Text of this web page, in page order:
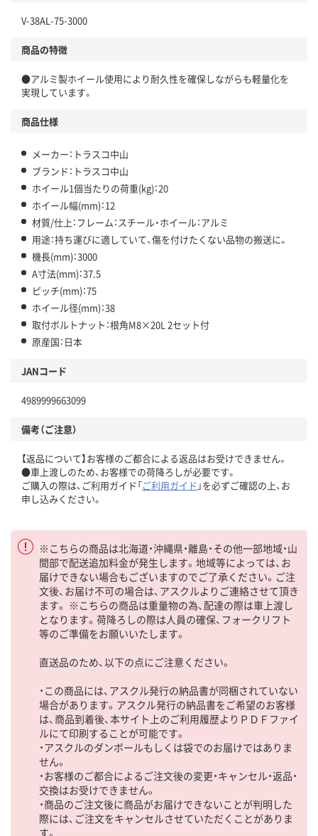
V-38AL-75-3000
商品の特徴
●アルミ製ホイール使用により耐久性を確保しながらも軽量化を
実現しています。
商品仕様
メーカー：トラスコ中山
ブランド：トラスコ中山
ホイール1個当たりの荷重(kg)：20
ホイール幅(mm)：12
材質/仕上：フレーム：スチール・ホイール：アルミ
用途：持ち運びに適していて、傷を付けたくない品物の搬送に。
機長(mm)：3000
A寸法(mm)：37.5
ピッチ(mm)：75
ホイール径(mm)：38
取付ボルトナット：根角M8×20L 2セット付
原産国：日本
JANコード
4989999663099
備考（ご注意）
【返品について】お客様のご都合による返品はお受けできません。
●車上渡しのため、お客様での荷降ろしが必要です。
ご購入の際は、ご利用ガイド「ご利用ガイド 」を必ずご確認の上、お
申し込みください。
※こちらの商品は北海道・沖縄県・離島・その他一部地域・山
間部で配送追加料金が発生します。地域等によっては、お
届けできない場合もございますのでご了承ください。ご注
文後、お届け不可の場合は、アスクルよりご連絡させて頂き
ます。 ※こちらの商品は重量物の為、配達の際は車上渡し
となります。荷降ろしの際は人員の確保、フォークリフト
等のご準備をお願いいたします。
直送品のため、以下の点にご注意ください。
・この商品には、アスクル発行の納品書が同梱されていない
場合があります。アスクル発行の納品書をご希望のお客様
は、商品到着後、本サイト上のご利用履歴よりＰＤＦファイ
ルにて印刷することが可能です。
・アスクルのダンボールもしくは袋でのお届けではありま
せん。
・お客様のご都合によるご注文後の変更・キャンセル・返品・
交換はお受けできません。
・商品のご注文後に商品がお届けできないことが判明した
際には、ご注文をキャンセルさせていただくことがありま
す。